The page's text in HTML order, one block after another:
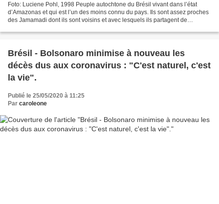
Foto: Luciene Pohl, 1998 Peuple autochtone du Brésil vivant dans l’état
d’Amazonas et qui est l’un des moins connu du pays. Ils sont assez proches
des Jamamadi dont ils sont voisins et avec lesquels ils partagent de
Brésil - Bolsonaro minimise à nouveau les
décès dus aux coronavirus : "C'est naturel, c'est
la vie".
Publié le 25/05/2020 à 11:25
Par caroleone